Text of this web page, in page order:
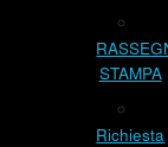
STAMPA
Richiesta